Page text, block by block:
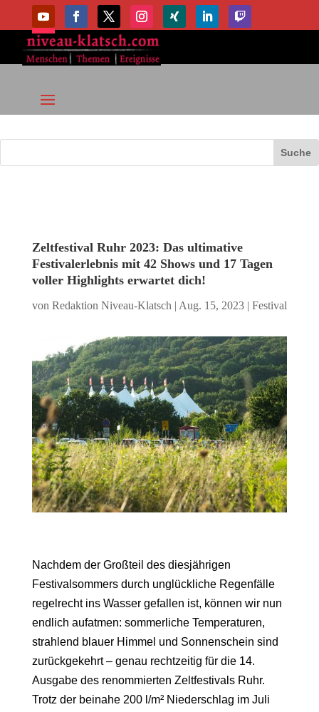
Zeltfestival Ruhr 2023: Das ultimative
Festivalerlebnis mit 42 Shows und 17 Tagen
voller Highlights erwartet dich!
von Redaktion Niveau-Klatsch | Aug. 15, 2023| Festival
Nachdem der Großteil des diesjährigen
Festivalsommers durch unglückliche Regenfälle
regelrecht ins Wasser gefallen ist, können wir nun
endlich aufatmen: sommerliche Temperaturen,
strahlend blauer Himmel und Sonnenschein sind
zurückgekehrt – genau rechtzeitig für die 14.
Ausgabe des renommierten Zeltfestivals Ruhr.
Trotz der beinahe 200 l/m² Niederschlag im Juli